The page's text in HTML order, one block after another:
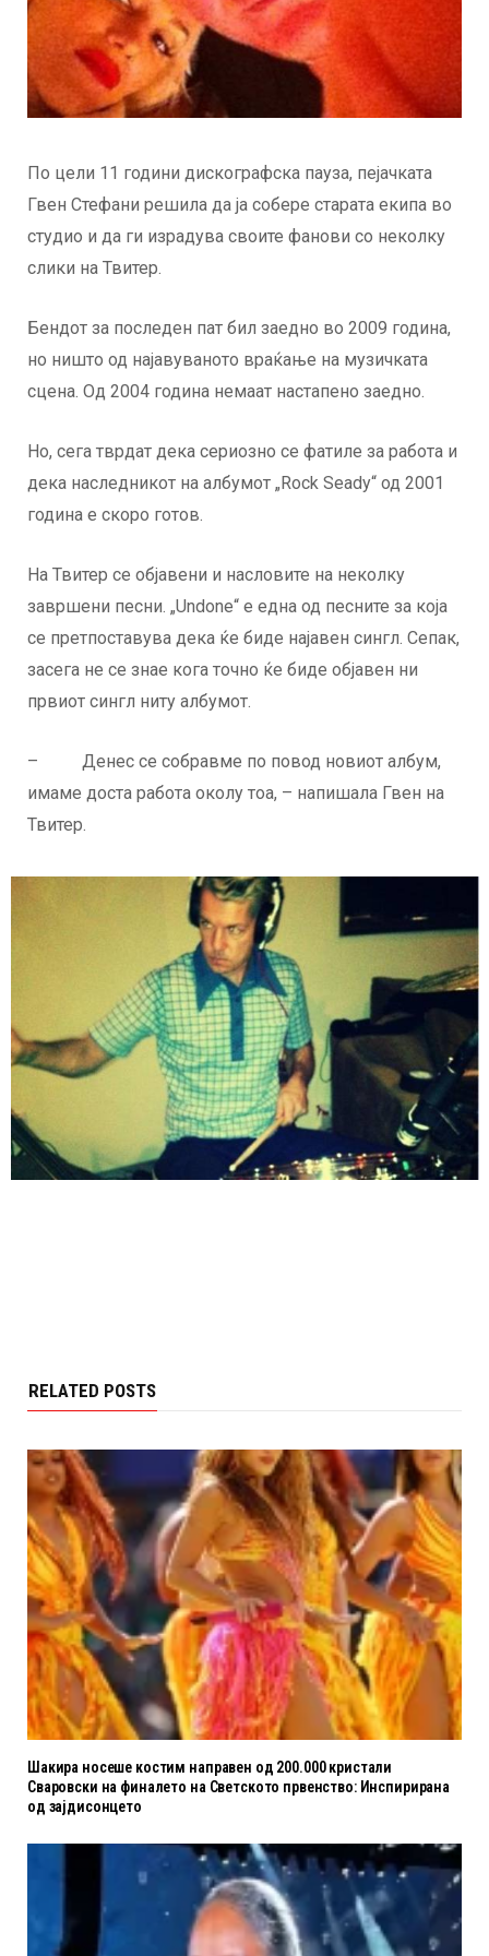
По цели 11 години дискографска пауза, пејачката
Гвен Стефани решила да ја собере старата екипа во
студио и да ги израдува своите фанови со неколку
слики на Твитер.
Бендот за последен пат бил заедно во 2009 година,
но ништо од најавуваното враќање на музичката
сцена. Од 2004 година немаат настапено заедно.
Но, сега тврдат дека сериозно се фатиле за работа и
дека наследникот на албумот „Rock Seady“ од 2001
година е скоро готов.
На Твитер се објавени и насловите на неколку
завршени песни. „Undone“ е една од песните за која
се претпоставува дека ќе биде најавен сингл. Сепак,
засега не се знае кога точно ќе биде објавен ни
првиот сингл ниту албумот.
– Денес се собравме по повод новиот албум,
имаме доста работа околу тоа, – напишала Гвен на
Твитер.
RELATED POSTS
Шакира носеше костим направен од 200.000 кристали
Сваровски на финалето на Светското првенство: Инспирирана
од зајдисонцето